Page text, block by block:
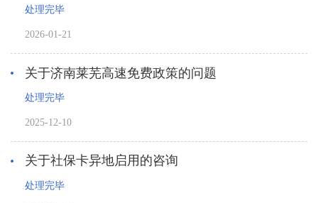
处理完毕
2026-01-21
关于济南莱芜高速免费政策的问题
处理完毕
2025-12-10
关于社保卡异地启用的咨询
处理完毕